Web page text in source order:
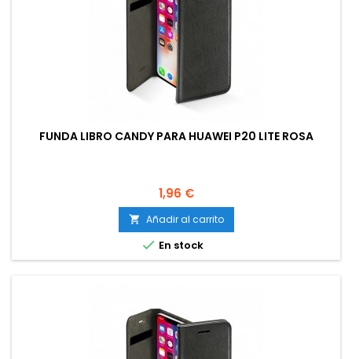
FUNDA LIBRO CANDY PARA HUAWEI P20 LITE ROSA
Precio
1,96 €
 Añadir al carrito
 En stock